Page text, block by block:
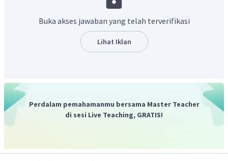
Suhu adalah sebuah besaran yang menyatakan tingkatan
panas atau dingin suatu benda. Suhu udara di daratan akan
menurun seiring dengan kenaikan ketinggian. Di suatu
tempat setiap kenaikan 100 meter, maka suhu udara akan
T = To - 0,6(H-Ho/100)
Keterangan:
T = suhu pada ketinggian
Ho = ketinggian daerah acuan
Buka akses jawaban yang telah terverifikasi
Lihat Iklan
Perdalam pemahamanmu bersama Master Teacher
di sesi Live Teaching, GRATIS!